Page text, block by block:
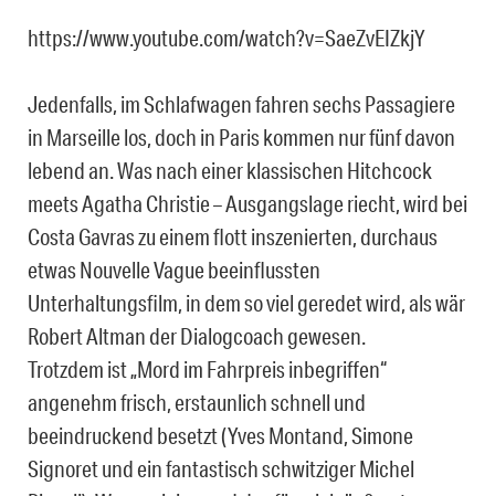
https://www.youtube.com/watch?v=SaeZvEIZkjY
Jedenfalls, im Schlafwagen fahren sechs Passagiere
in Marseille los, doch in Paris kommen nur fünf davon
lebend an. Was nach einer klassischen Hitchcock
meets Agatha Christie – Ausgangslage riecht, wird bei
Costa Gavras zu einem flott inszenierten, durchaus
etwas Nouvelle Vague beeinflussten
Unterhaltungsfilm, in dem so viel geredet wird, als wär
Robert Altman der Dialogcoach gewesen.
Trotzdem ist „Mord im Fahrpreis inbegriffen“
angenehm frisch, erstaunlich schnell und
beeindruckend besetzt (Yves Montand, Simone
Signoret und ein fantastisch schwitziger Michel